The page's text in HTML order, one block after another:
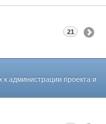
21
администрации проекта и